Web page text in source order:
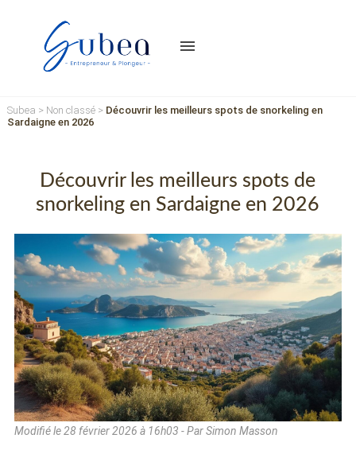
menu
Subea > Non classé> Découvrir les meilleurs spots de snorkeling en
Sardaigne en 2026
Découvrir les meilleurs spots de
snorkeling en Sardaigne en 2026
Modifié le28 février 2026 à 16h03 - Par Simon Masson